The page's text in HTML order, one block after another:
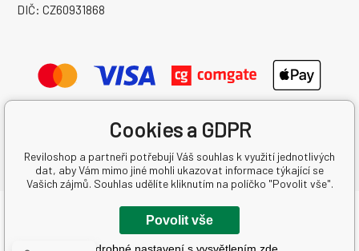
DIČ: CZ60931868
Copyright © 2026 REVILO AUTO s.r.o.
Všechna práva vyhrazena.
Cookies a GDPR
Reviloshop a partneři potřebují Váš souhlas k využití jednotlivých
dat, aby Vám mimo jiné mohli ukazovat informace týkající se
Vašich zájmů. Souhlas udělíte kliknutím na políčko "Povolit vše".
Povolit vše
Podrobné nastavení s vysvětlením zde